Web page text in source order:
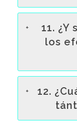
11.
los
12.